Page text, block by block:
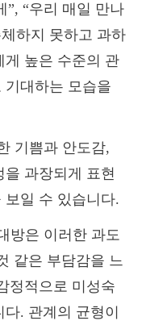
”, “우리 매일 만나
하지 못하고 과하
게 높은 수준의 관
기대하는 모습을
기쁨과 안도감,
과장되게 표현
일 수 있습니다.
방은 이러한 과도
같은 부담감을 느
정적으로 미성숙
. 관계의 균형이